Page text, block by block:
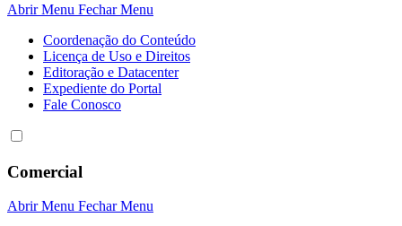
Abrir Menu Fechar Menu
Coordenação do Conteúdo
Licença de Uso e Direitos
Editoração e Datacenter
Expediente do Portal
Fale Conosco
Comercial
Abrir Menu Fechar Menu